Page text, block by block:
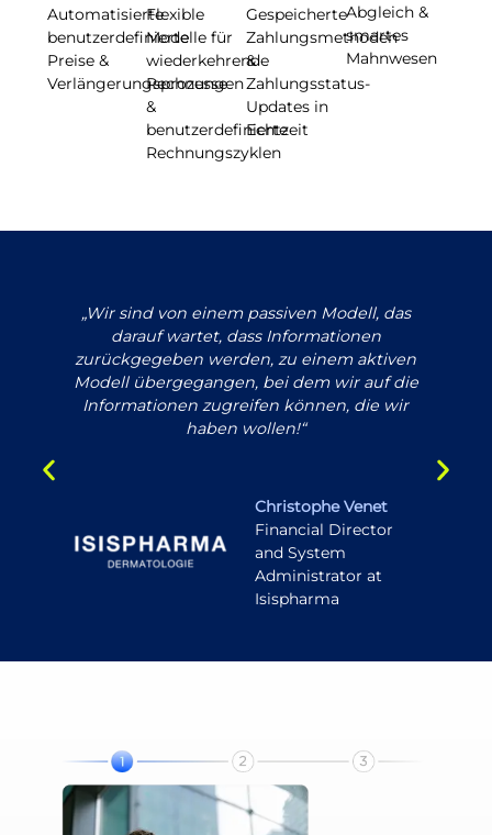
Automatisierte
benutzerdefinierte
Preise &
Verlängerungsprozesse
Flexible
Modelle für
wiederkehrende
Rechnungen
&
benutzerdefinierte
Rechnungszyklen
Gespeicherte
Zahlungsmethoden
&
Zahlungsstatus-
Updates in
Echtzeit
Abgleich &
smartes
Mahnwesen
„Wir sind von einem passiven Modell, das
darauf wartet, dass Informationen
zurückgegeben werden, zu einem aktiven
Modell übergegangen, bei dem wir auf die
Informationen zugreifen können, die wir
haben wollen!“
Christophe Venet
Financial Director
and System
Administrator at
Isispharma